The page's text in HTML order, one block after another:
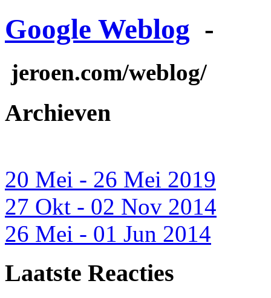
Google Weblog -
jeroen.com/weblog/
Archieven
20 Mei - 26 Mei 2019
27 Okt - 02 Nov 2014
26 Mei - 01 Jun 2014
Laatste Reacties